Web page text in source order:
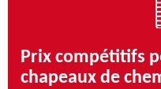
Prix compétitifs
chapeaux de